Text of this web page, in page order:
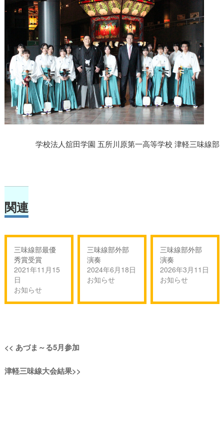
学校法人舘田学園 五所川原第一高等学校 津軽三味線部
関連
三味線部最優
秀賞受賞
2021年11月15
日
お知らせ
三味線部外部
演奏
2024年6月18日
お知らせ
三味線部外部
演奏
2026年3月11日
お知らせ
投
稿
<< 過
の
あづま～る5月参加
次
津軽三味線大会結果>>